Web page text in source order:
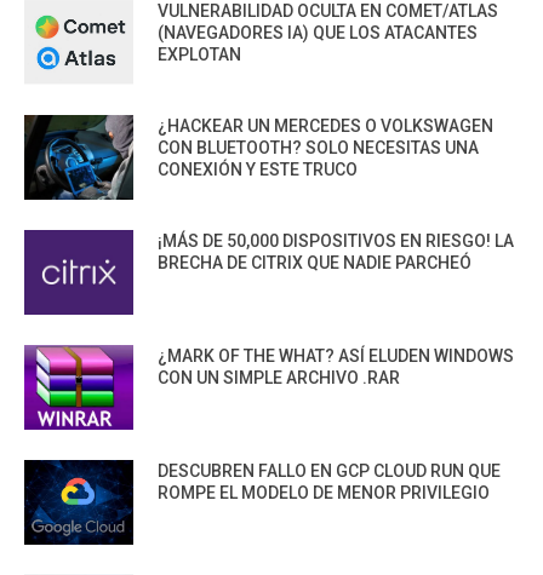
VULNERABILIDAD OCULTA EN COMET/ATLAS
(NAVEGADORES IA) QUE LOS ATACANTES
EXPLOTAN
¿HACKEAR UN MERCEDES O VOLKSWAGEN
CON BLUETOOTH? SOLO NECESITAS UNA
CONEXIÓN Y ESTE TRUCO
¡MÁS DE 50,000 DISPOSITIVOS EN RIESGO! LA
BRECHA DE CITRIX QUE NADIE PARCHEÓ
¿MARK OF THE WHAT? ASÍ ELUDEN WINDOWS
CON UN SIMPLE ARCHIVO .RAR
DESCUBREN FALLO EN GCP CLOUD RUN QUE
ROMPE EL MODELO DE MENOR PRIVILEGIO